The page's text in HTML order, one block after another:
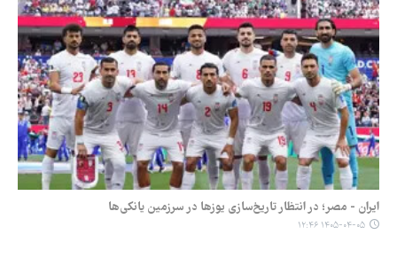
ایران - مصر؛ در انتظار تاریخ‌سازی یوزها در سرزمین یانکی‌ها
۱۴۰۵-۰۴-۰۵ ۱۲:۴۶